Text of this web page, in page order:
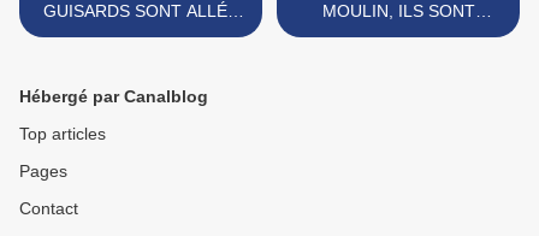
GUISARDS SONT ALLÉS
LA CHERCHER.
MOULIN, ILS SONT
TOMBÉS LES ARMES A LA
Hébergé par Canalblog
Top articles
Pages
Contact